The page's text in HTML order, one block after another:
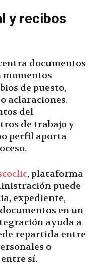
y recibos
documentos
momentos
de puesto,
aclaraciones.
del
de trabajo y
perfil aporta
, plataforma
puede
expediente,
en un
ayuda a
repartida entre
o
sí.